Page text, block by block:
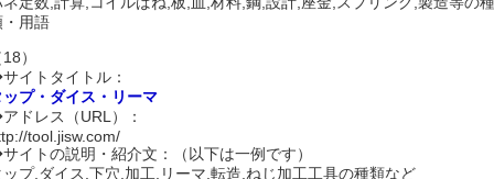
・用語
）
イトタイトル：
ップ・ダイス・リーマ
ドレス（URL）：
tool.jisw.com/
イトの説明・紹介文：（以下は一例です）
ップ,ダイス,下穴,加工,リーマ,転造,ねじ加工工具の種類など